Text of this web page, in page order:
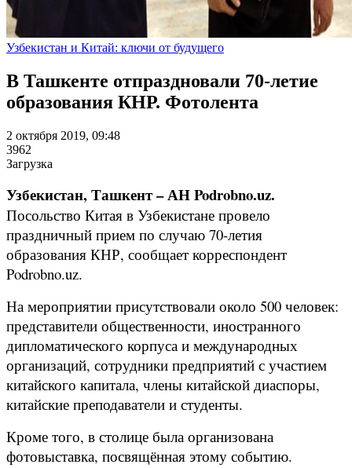
Узбекистан и Китай: ключи от будущего
В Ташкенте отпраздновали 70-летие
образования КНР. Фотолента
2 октября 2019, 09:48
3962
Загрузка
Узбекистан, Ташкент – АН Podrobno.uz.
Посольство Китая в Узбекистане провело
праздничный прием по случаю 70-летия
образования КНР, сообщает корреспондент
Podrobno.uz.
На мероприятии присутствовали около 500 человек:
представители общественности, иностранного
дипломатического корпуса и международных
организаций, сотрудники предприятий с участием
китайского капитала, члены китайской диаспоры,
китайские преподаватели и студенты.
Кроме того, в столице была организована
фотовыставка, посвящённая этому событию.